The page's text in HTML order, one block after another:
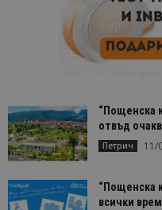
“Пощенска
отвъд
Петрич 11/
“Пощенска
всички